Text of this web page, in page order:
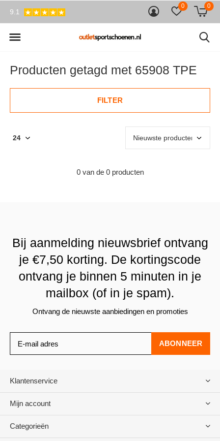
0 0
9.1
Producten getagd met 65908 TPE
FILTER
0 van de 0 producten
Bij aanmelding nieuwsbrief ontvang
je €7,50 korting. De kortingscode
ontvang je binnen 5 minuten in je
mailbox (of in je spam).
Ontvang de nieuwste aanbiedingen en promoties
ABONNEER
Klantenservice
Mijn account
Categorieën